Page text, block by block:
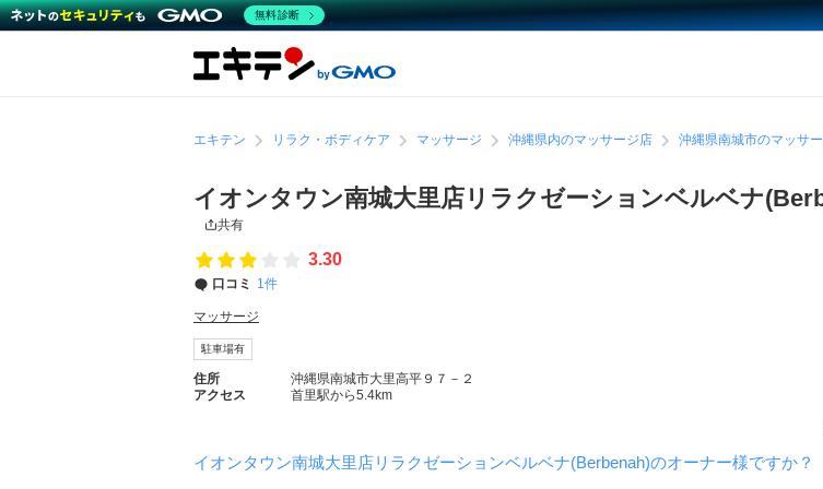
エキテン リラク・ボディケア マッサージ 沖縄県内のマッサージ店 沖縄県南城市のマッサ
イオンタウン南城大里店リラクゼーションベルベナ
共有
3.30
口コミ 1件
マッサージ
駐車場有
住所
沖縄県南城市大里高平９７－２
アクセス
首里駅から5.4km
イオンタウン南城大里店リラクゼーションベルベナ(Berbenah)のオーナー様ですか？
無料診断